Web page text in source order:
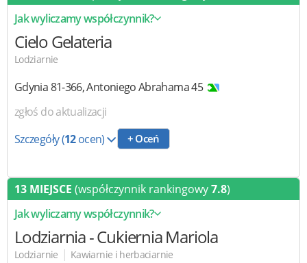
Jak wyliczamy współczynnik?
Cielo Gelateria
Lodziarnie
Gdynia81-366,Antoniego Abrahama 45
zgłoś do aktualizacji
Szczegóły(12ocen) + Oceń
13 MIEJSCE (współczynnik rankingowy7.8)
Jak wyliczamy współczynnik?
Lodziarnia- Cukiernia Mariola
Lodziarnie | Kawiarnie i herbaciarnie